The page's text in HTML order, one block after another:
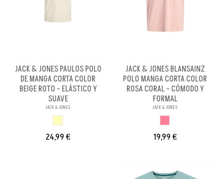
JACK & JONES PAULOS POLO
DE MANGA CORTA COLOR
BEIGE ROTO - ELÁSTICO Y
SUAVE
JACK & JONES
24,99 €
JACK & JONES BLANSAINZ
POLO MANGA CORTA COLOR
ROSA CORAL - CÓMODO Y
FORMAL
JACK & JONES
19,99 €